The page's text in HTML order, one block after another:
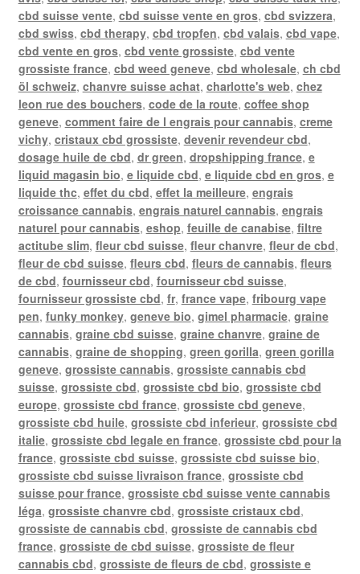
cbd suisse vente, cbd suisse vente en gros, cbd svizzera,
cbd swiss, cbd therapy, cbd tropfen, cbd valais, cbd vape,
cbd vente en gros, cbd vente grossiste, cbd vente
grossiste france, cbd weed geneve, cbd wholesale, ch cbd
öl schweiz, chanvre suisse achat, charlotte's web, chez
leon rue des bouchers, code de la route, coffee shop
geneve, comment faire de l engrais pour cannabis, creme
vichy, cristaux cbd grossiste, devenir revendeur cbd,
dosage huile de cbd, dr green, dropshipping france, e
liquid magasin bio, e liquide cbd, e liquide cbd en gros, e
liquide thc, effet du cbd, effet la meilleure, engrais
croissance cannabis, engrais naturel cannabis, engrais
naturel pour cannabis, eshop, feuille de canabise, filtre
actitube slim, fleur cbd suisse, fleur chanvre, fleur de cbd,
fleur de cbd suisse, fleurs cbd, fleurs de cannabis, fleurs
de cbd, fournisseur cbd, fournisseur cbd suisse,
fournisseur grossiste cbd, fr, france vape, fribourg vape
pen, funky monkey, geneve bio, gimel pharmacie, graine
cannabis, graine cbd suisse, graine chanvre, graine de
cannabis, graine de shopping, green gorilla, green gorilla
geneve, grossiste cannabis, grossiste cannabis cbd
suisse, grossiste cbd, grossiste cbd bio, grossiste cbd
europe, grossiste cbd france, grossiste cbd geneve,
grossiste cbd huile, grossiste cbd inferieur, grossiste cbd
italie, grossiste cbd legale en france, grossiste cbd pour la
france, grossiste cbd suisse, grossiste cbd suisse bio,
grossiste cbd suisse livraison france, grossiste cbd
suisse pour france, grossiste cbd suisse vente cannabis
léga, grossiste chanvre cbd, grossiste cristaux cbd,
grossiste de cannabis cbd, grossiste de cannabis cbd
france, grossiste de cbd suisse, grossiste de fleur
cannabis cbd, grossiste de fleurs de cbd, grossiste e